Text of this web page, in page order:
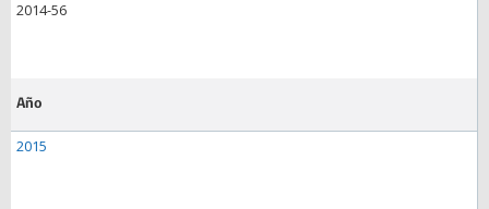
2014-56
Año
2015